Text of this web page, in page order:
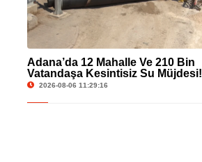
Adana’da 12 Mahalle Ve 210 Bin
Vatandaşa Kesintisiz Su Müjdesi!
2026-08-06 11:29:16